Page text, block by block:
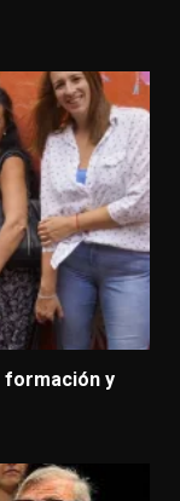
formación y